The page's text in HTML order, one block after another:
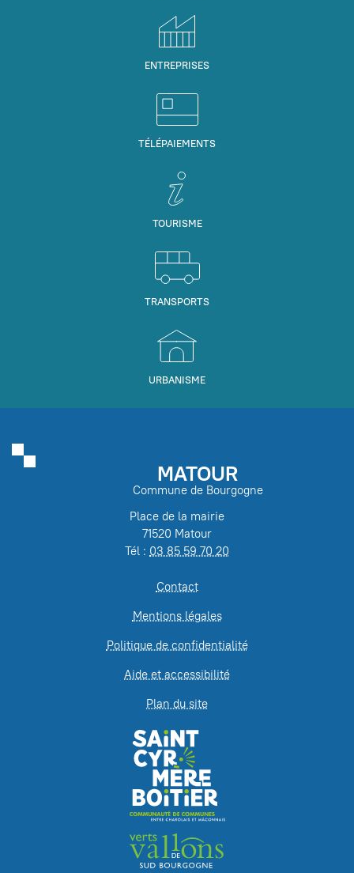
ENTREPRISES
TÉLÉPAIEMENTS
TOURISME
TRANSPORTS
URBANISME
MATOUR
Commune de Bourgogne
Place de la mairie
71520 Matour
Tél : 03 85 59 70 20
Contact
Mentions légales
Politique de confidentialité
Aide et accessibilité
Plan du site